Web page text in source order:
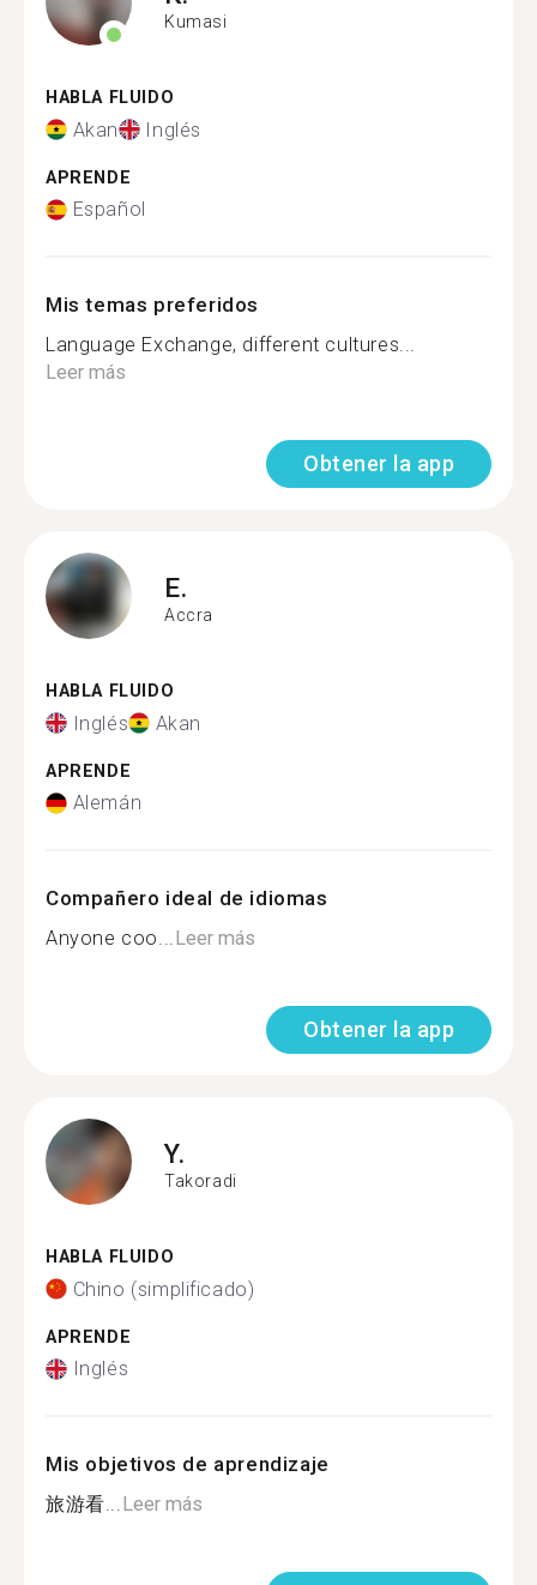
Kumasi
HABLA FLUIDO
Akan Inglés
APRENDE
Español
Mis temas preferidos
Language Exchange, different cultures...
Leer más
Obtener la app
E.
Accra
HABLA FLUIDO
Inglés Akan
APRENDE
Alemán
Compañero ideal de idiomas
Anyone coo...Leer más
Obtener la app
Y.
Takoradi
HABLA FLUIDO
Chino (simplificado)
APRENDE
Inglés
Mis objetivos de aprendizaje
旅游看...Leer más